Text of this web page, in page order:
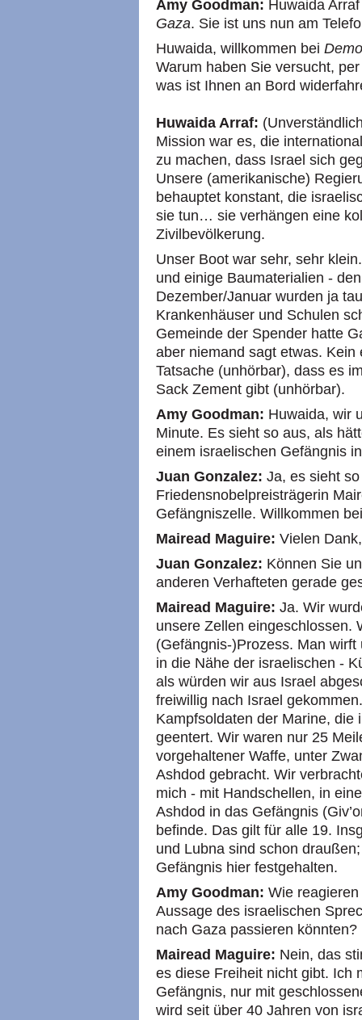
Amy Goodman: Huwaida
Gaza. Sie ist uns nun am
Huwaida, willkommen bei
Warum haben Sie versucht,
was ist Ihnen an Bord
Huwaida Arraf:
Mission war es, die
zu machen, dass Israel sich
Unsere (amerikanische)
behauptet konstant, die
sie tun… sie verhängen eine
Zivilbevölkerung.
Unser Boot war sehr, sehr
und einige Baumaterialien -
Dezember/Januar wurden ja
Krankenhäuser und Schulen
Gemeinde der Spender hatte
aber niemand sagt etwas.
Tatsache (unhörbar), dass es
Sack Zement gibt (unhörbar).
Amy Goodman: Huwaida, wir
Minute. Es sieht so aus, als
einem israelischen Gefängnis
Juan Gonzalez: Ja, es sieht
Friedensnobelpreisträgerin
Gefängniszelle. Willkommen
Mairead Maguire: Vielen
Juan Gonzalez: Können Sie
anderen Verhafteten gerade
Mairead Maguire: Ja. Wir
unsere Zellen eingeschlossen.
(Gefängnis-)Prozess. Man
in die Nähe der israelischen -
als würden wir aus Israel
freiwillig nach Israel
Kampfsoldaten der Marine, die
geentert. Wir waren nur 25
vorgehaltener Waffe, unter
Ashdod gebracht. Wir
mich - mit Handschellen, in
Ashdod in das Gefängnis
befinde. Das gilt für alle 19.
und Lubna sind schon
Gefängnis hier festgehalten.
Amy Goodman: Wie
Aussage des israelischen
nach Gaza passieren könnten?
Mairead Maguire: Nein, das
es diese Freiheit nicht gibt. Ich
Gefängnis, nur mit
wird seit über 40 Jahren von